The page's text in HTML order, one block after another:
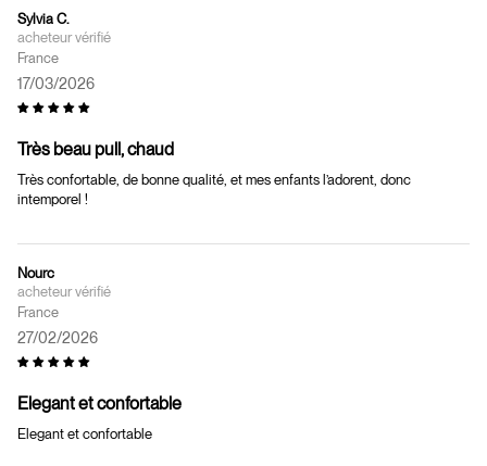
17/03/2026
Sylvia C.
France
Très beau pull, chaud
Très confortable, de bonne qualité, et mes enfants l’adorent, donc
intemporel !
27/02/2026
Nourc
France
Elegant et confortable
Elegant et confortable